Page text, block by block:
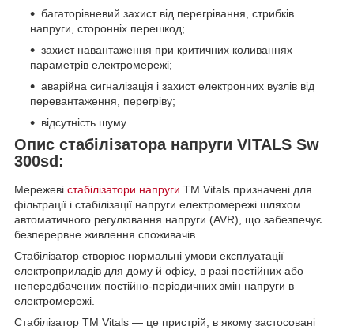
багаторівневий захист від перегрівання, стрибків
напруги, сторонніх перешкод;
захист навантаження при критичних коливаннях
параметрів електромережі;
аварійна сигналізація і захист електронних вузлів від
перевантаження, перегріву;
відсутність шуму.
Опис стабілізатора напруги VITALS Sw
300sd:
Мережеві стабілізатори напруги ТМ Vitals призначені для
фільтрації і стабілізації напруги електромережі шляхом
автоматичного регулювання напруги (AVR), що забезпечує
безперервне живлення споживачів.
Стабілізатор створює нормальні умови експлуатації
електроприладів для дому й офісу, в разі постійних або
непередбачених постійно-періодичних змін напруги в
електромережі.
Стабілізатор ТМ Vitals — це пристрій, в якому застосовані